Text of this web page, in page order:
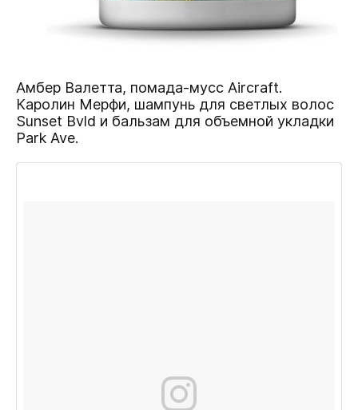
Амбер Валетта, помада-мусс Aircraft.
Каролин Мерфи, шампунь для светлых волос
Sunset Bvld и бальзам для объемной укладки
Park Ave.